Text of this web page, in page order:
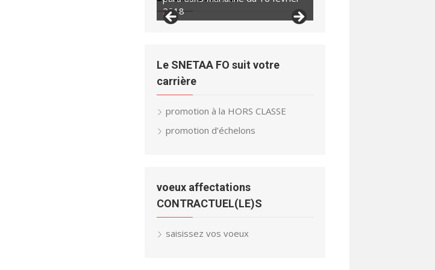
2018
2018
Le SNETAA FO suit votre
carrière
promotion à la HORS CLASSE
promotion d’échelons
voeux affectations
CONTRACTUEL(LE)S
saisissez vos voeux